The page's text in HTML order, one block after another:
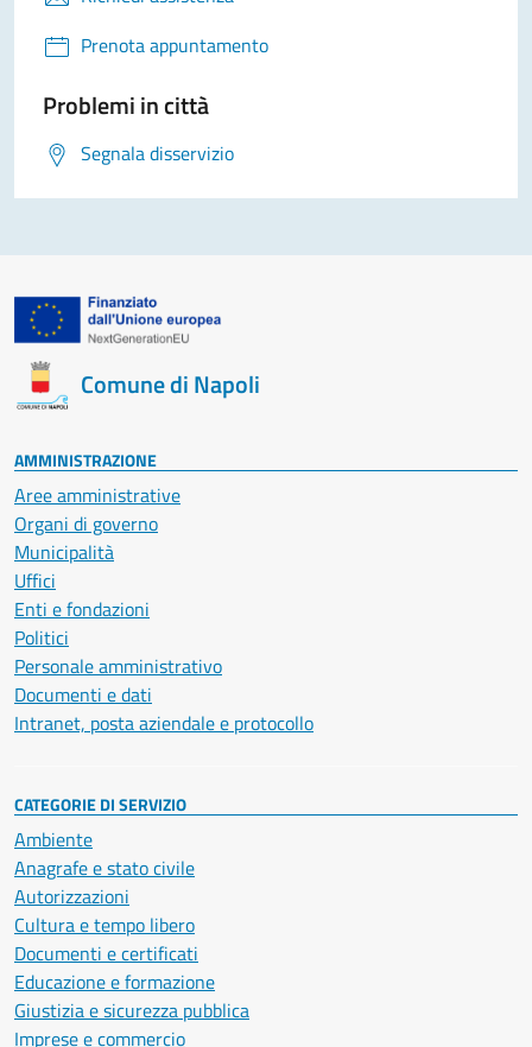
Prenota appuntamento
Problemi in città
Segnala disservizio
Comune di Napoli
AMMINISTRAZIONE
Aree amministrative
Organi di governo
Municipalità
Uffici
Enti e fondazioni
Politici
Personale amministrativo
Documenti e dati
Intranet, posta aziendale e protocollo
CATEGORIE DI SERVIZIO
Ambiente
Anagrafe e stato civile
Autorizzazioni
Cultura e tempo libero
Documenti e certificati
Educazione e formazione
Giustizia e sicurezza pubblica
Imprese e commercio